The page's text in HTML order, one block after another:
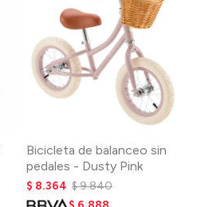
Bicicleta de balanceo sin
pedales - Dusty Pink
$ 8.364 $9.840